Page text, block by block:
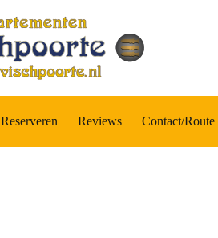
Reserveren Reviews Contact/Route